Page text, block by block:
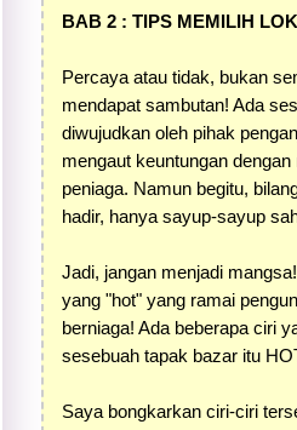
BAB 2 : TIPS MEMILIH
Percaya atau tidak, bukan
mendapat sambutan! Ada
diwujudkan oleh pihak
mengaut keuntungan
peniaga. Namun begitu,
hadir, hanya sayup-sayup
Jadi, jangan menjadi
yang "hot" yang ramai
berniaga! Ada beberapa ciri
sesebuah tapak bazar itu
Saya bongkarkan ciri-ciri